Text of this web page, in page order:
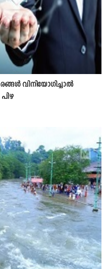
വിനിയോഗിച്ചാൽ